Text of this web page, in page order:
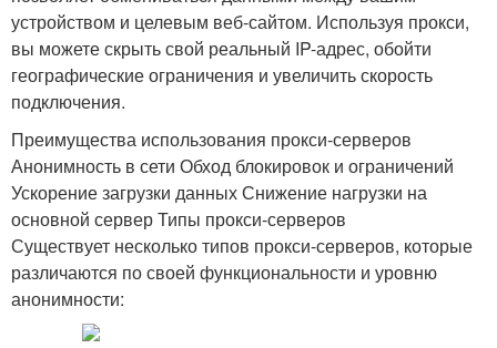
устройством и целевым веб-сайтом. Используя прокси,
вы можете скрыть свой реальный IP-адрес, обойти
географические ограничения и увеличить скорость
подключения.
Преимущества использования прокси-серверов
Анонимность в сети Обход блокировок и ограничений
Ускорение загрузки данных Снижение нагрузки на
основной сервер Типы прокси-серверов
Существует несколько типов прокси-серверов, которые
различаются по своей функциональности и уровню
анонимности: